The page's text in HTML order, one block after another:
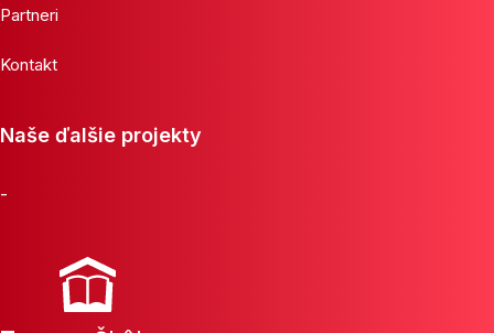
Partneri
Kontakt
Naše ďalšie projekty
-